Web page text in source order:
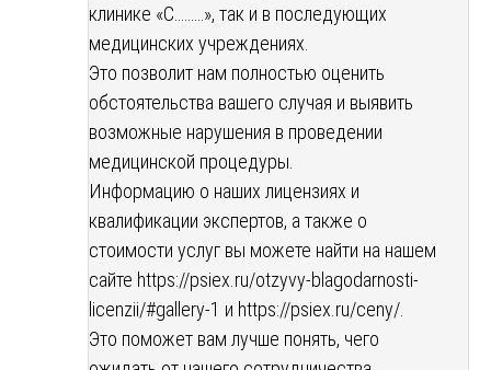
клинике «С………», так и в последующих
медицинских учреждениях.
Это позволит нам полностью оценить
обстоятельства вашего случая и выявить
возможные нарушения в проведении
медицинской процедуры.
Информацию о наших лицензиях и
квалификации экспертов, а также о
стоимости услуг вы можете найти на нашем
сайте https://psiex.ru/otzyvy-blagodarnosti-
licenzii/#gallery-1 и https://psiex.ru/ceny/.
Это поможет вам лучше понять, чего